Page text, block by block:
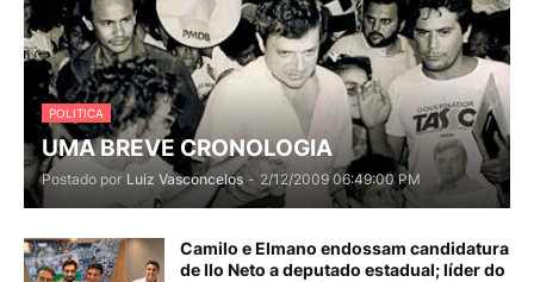
POLITICA
UMA BREVE CRONOLOGIA
Postado por Luiz Vasconcelos - 2/12/2009 06:49:00 PM
Camilo e Elmano endossam candidatura
de Ilo Neto a deputado estadual; líder do